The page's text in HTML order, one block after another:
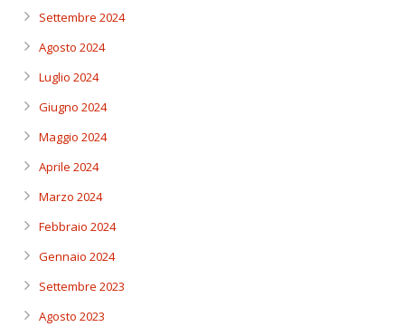
Settembre 2024
Agosto 2024
Luglio 2024
Giugno 2024
Maggio 2024
Aprile 2024
Marzo 2024
Febbraio 2024
Gennaio 2024
Settembre 2023
Agosto 2023